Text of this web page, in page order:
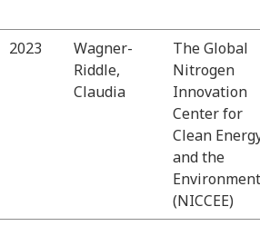
2023
Wagner-
Riddle,
Claudia
The Global
Nitrogen
Innovation
Center for
Clean
and the
Environment
(NICCEE)